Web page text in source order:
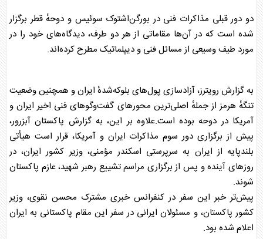
دو دور قبلی مذاکرات فنی در بورگن‌اشتوک سوئیس و دوحهٔ قطر برگزار
شده است که در آن‌ها مقاماتی از هر دو طرف، دیدگاه‌های خود را در
مورد طیف وسیعی از مسائل فنی و دیپلماتیک مطرح کرده‌اند.
به گزارش رویترز، آزادسازی پول‌های بلوکه‌شدهٔ ایران و همچنین وضعیت
تنگهٔ هرمز از جملهٔ اصلی‌ترین محورهای گفت‌وگوهای فنی اخیر ایران و
آمریکا در دوحه بوده است.علاوه بر این، به گزارش پاکستان آبزرور،
پیش از برگزاری دور سوم مذاکرات ایران و آمریکا، قرار است هیأتی
بلندپایه از ایران به سرپرستی اسکندر مؤمنی، وزیر کشور ایران، در
روزهای آینده و پس از برگزاری مراسم تشییع رهبر شهید، عازم پاکستان
شوند.
پیش‌تر خبر این سفر در کنفرانس خبری مشترک محسن نقوی، وزیر
کشور پاکستان، و مسئولان ایرانی در سفر این مقام پاکستانی به ایران
اعلام شده بود.